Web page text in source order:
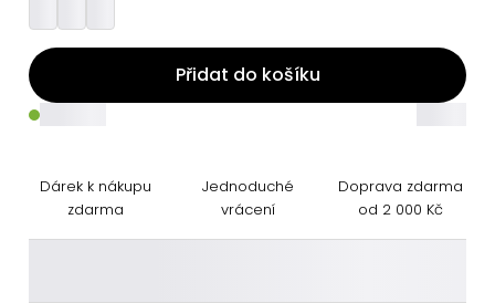
Přidat do košíku
Dárek k nákupu
zdarma
Jednoduché
vrácení
Doprava zdarma
od 2 000 Kč